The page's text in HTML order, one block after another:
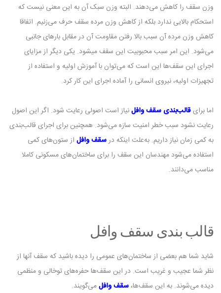
وزن سقف را کاهش می‌دهند. البته وزن سبک آن به این معنی نیست که
استحکام بالایی ندارد بلکه از کاهش وزن مرده سقف حرف می‌زنیم. اتفاقا
کاهش وزن مرده آن سبب بالا رفتن مقاومت آن در مقابل بارهای جانبی
می‌شود. این امر سبب محبوبیت این سقف میشود. یکی دیگر از مزایای
اجرای این سقف‌ها این است که می‌توان با آموزش اولیه و استفاده از
تجهیزات اولیه، نیروی انسانی را آماده اجرای این کار کرد.
اما برایقالب‌بندی سقف وافلنیاز است اصولی رعایت شود. اگر این اصول
رعایت نشود سبب خطر امنیت سازه می‌شود. همچنین برای اجرای قالب‌بندی
به کمی زمان نیاز داریم. به‌علت اینکه درسقف وافل از ستون‌های کمی
استفاده می‌شود مهندسان این سقف را برای ساختمان‌های مسکونی کاملا
مناسب می‌دانند.‌
قالب بندی سقف وافل
شاید شما هم بعضی از ساختمان‌های عمومی را دیده باشید که سقف آنها از
نظر شما عجیب و غریب است. در این سقف‌ها حفره‌های توخالی و منظمی
دیده می‌شوند. به این سقف‌ها، سقف وافلمی‌گویند.